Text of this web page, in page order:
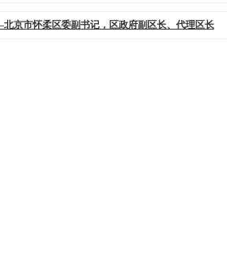
京市怀柔区委副书记，区政府副区长、代理区长